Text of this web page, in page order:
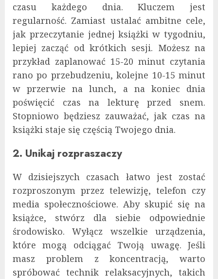
czasu każdego dnia. Kluczem jest
regularność. Zamiast ustalać ambitne cele,
jak przeczytanie jednej książki w tygodniu,
lepiej zacząć od krótkich sesji. Możesz na
przykład zaplanować 15-20 minut czytania
rano po przebudzeniu, kolejne 10-15 minut
w przerwie na lunch, a na koniec dnia
poświęcić czas na lekturę przed snem.
Stopniowo będziesz zauważać, jak czas na
książki staje się częścią Twojego dnia.
2. Unikaj rozpraszaczy
W dzisiejszych czasach łatwo jest zostać
rozproszonym przez telewizję, telefon czy
media społecznościowe. Aby skupić się na
książce, stwórz dla siebie odpowiednie
środowisko. Wyłącz wszelkie urządzenia,
które mogą odciągać Twoją uwagę. Jeśli
masz problem z koncentracją, warto
spróbować technik relaksacyjnych, takich